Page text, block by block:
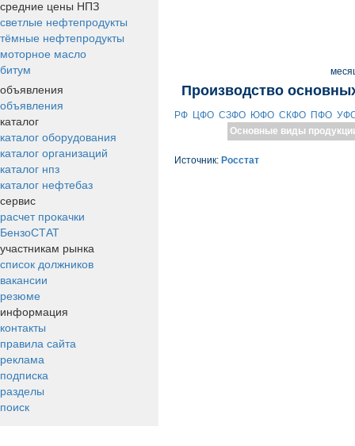
средние цены НПЗ
светлые нефтепродукты
тёмные нефтепродукты
моторное масло
битум
объявления
объявления
каталог
каталог оборудования
каталог организаций
каталог нпз
каталог нефтебаз
сервис
расчет прокачки
БензоСТАТ
участникам рынка
список должников
вакансии
резюме
информация
контакты
правила сайта
реклама
подписка
разделы
поиск
Производство
РФ ЦФО СЗФО ЮФО СКФО ПФО
Основные виды
Источник: Росстат